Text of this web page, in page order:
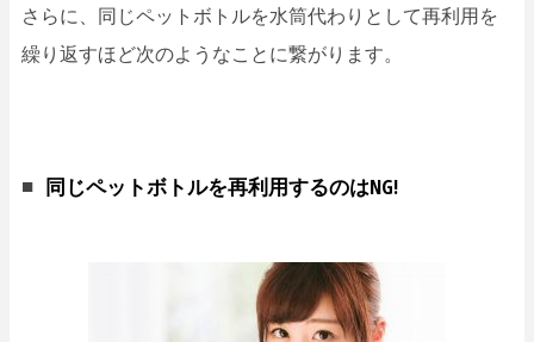
さらに、同じペットボトルを水筒代わりとして再利用を
繰り返すほど次のようなことに繋がります。
同じペットボトルを再利用するのはNG!